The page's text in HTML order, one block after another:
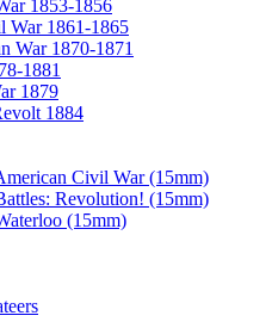
1853-1856
War 1861-1865
War 1870-1871
1881
1879
1884
Civil War (15mm)
Revolution! (15mm)
(15mm)